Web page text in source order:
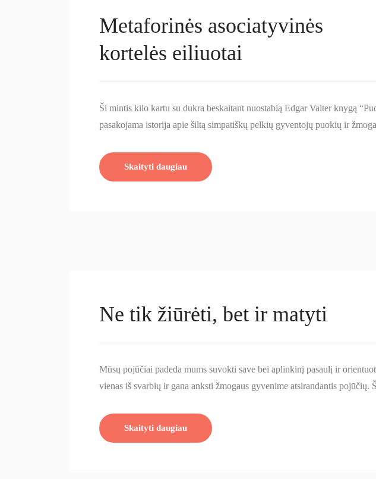
Metaforinės asociatyvinės
kortelės eiliuotai
Ši mintis kilo kartu su dukra beskaitant nuostabią Edgar Valter knygą
pasakojama istorija apie šiltą simpatiškų pelkių gyventojų puokių ir
Skaityti daugiau
Ne tik žiūrėti, bet ir matyti
Mūsų pojūčiai padeda mums suvokti save bei aplinkinį pasaulį ir
vienas iš svarbių ir gana anksti žmogaus gyvenime atsirandantis pojūčių.
Skaityti daugiau